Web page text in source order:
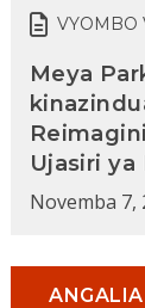
VYOMBO
Meya
Ujasiri ya
Novemba 7,